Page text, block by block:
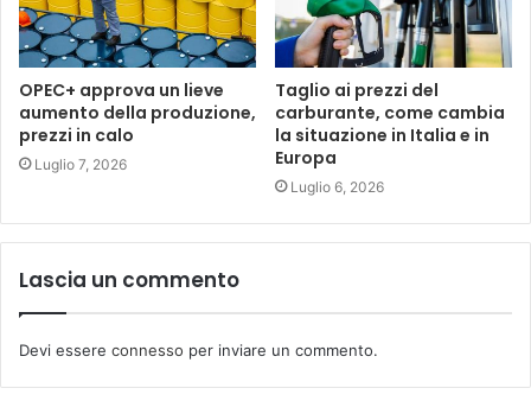
OPEC+ approva un lieve
aumento della produzione,
prezzi in calo
Luglio 7, 2026
Taglio ai prezzi del
carburante, come cambia
la situazione in Italia e in
Europa
Luglio 6, 2026
Lascia un commento
Devi essere connesso per inviare un commento.